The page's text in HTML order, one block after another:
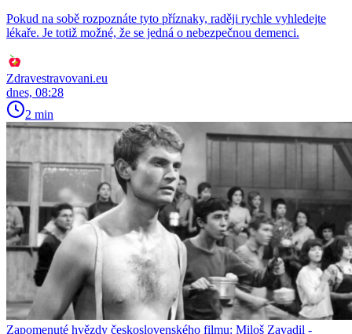
Pokud na sobě rozpoznáte tyto příznaky, raději rychle vyhledejte
lékaře. Je totiž možné, že se jedná o nebezpečnou demenci.
Zdravestravovani.eu
dnes, 08:28
2 min
Zapomenuté hvězdy československého filmu: Miloš Zavadil -